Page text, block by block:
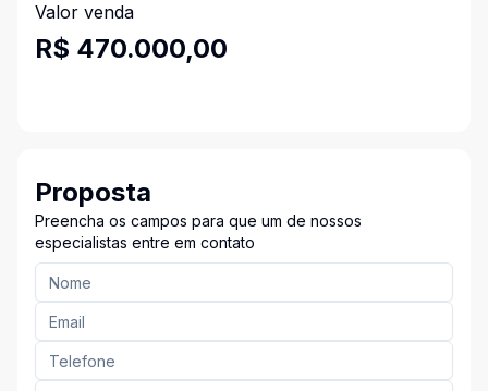
Valor venda
R$ 470.000,00
Proposta
Preencha os campos para que um de nossos
especialistas entre em contato